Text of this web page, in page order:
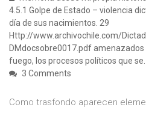
4.5.1 Golpe de Estado – violencia
día de sus nacimientos. 29
Http://www.archivochile.com/
DMdocsobre0017.pdf
fuego, los procesos políticos que se.
3 Comments
Como trasfondo aparecen